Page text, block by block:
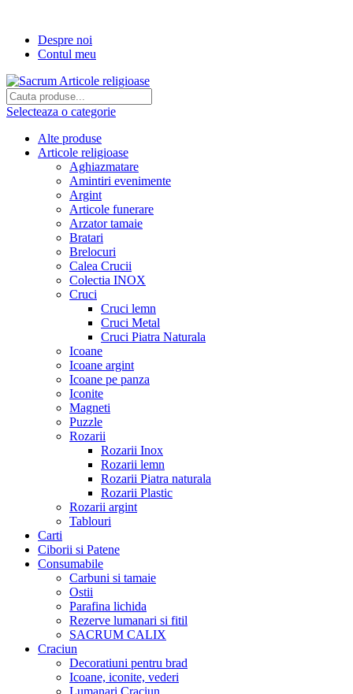
Despre noi
Contul meu
Selecteaza o categorie
Alte produse
Articole religioase
Aghiazmatare
Amintiri evenimente
Argint
Articole funerare
Arzator tamaie
Bratari
Brelocuri
Calea Crucii
Colectia INOX
Cruci
Cruci lemn
Cruci Metal
Cruci Piatra Naturala
Icoane
Icoane argint
Icoane pe panza
Iconite
Magneti
Puzzle
Rozarii
Rozarii Inox
Rozarii lemn
Rozarii Piatra naturala
Rozarii Plastic
Rozarii argint
Tablouri
Carti
Ciborii si Patene
Consumabile
Carbuni si tamaie
Ostii
Parafina lichida
Rezerve lumanari si fitil
SACRUM CALIX
Craciun
Decoratiuni pentru brad
Icoane, iconite, vederi
Lumanari Craciun